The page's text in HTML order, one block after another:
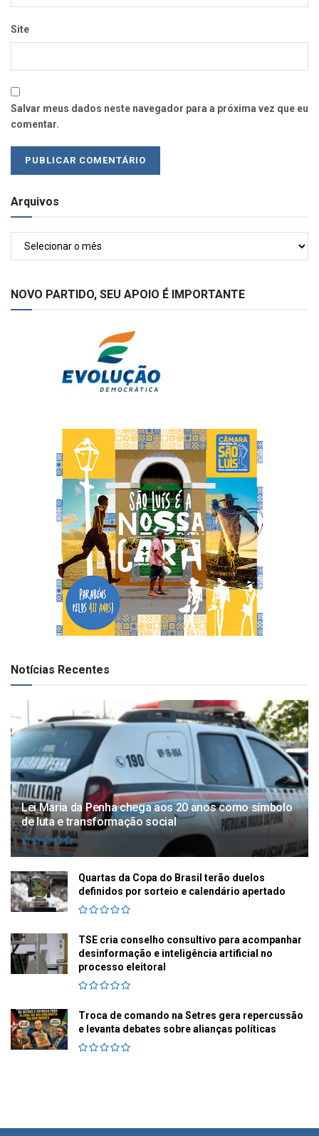
Site
Salvar meus dados neste navegador para a próxima vez que eu
comentar.
Arquivos
NOVO PARTIDO, SEU APOIO É IMPORTANTE
Notícias Recentes
Lei Maria da Penha chega aos 20 anos como símbolo
de luta e transformação social
Quartas da Copa do Brasil terão duelos
definidos por sorteio e calendário apertado
TSE cria conselho consultivo para acompanhar
desinformação e inteligência artificial no
processo eleitoral
Troca de comando na Setres gera repercussão
e levanta debates sobre alianças políticas